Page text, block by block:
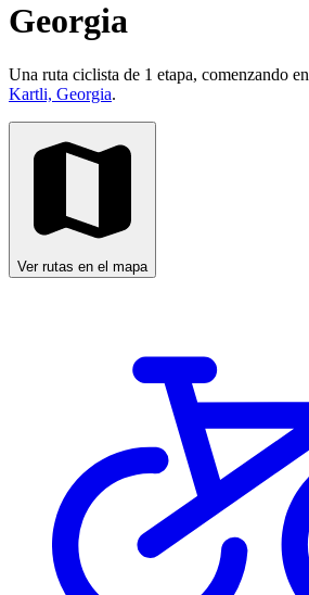
Georgia
Una ruta ciclista de 1 etapa, comenzando en
Kartli, Georgia.
Ver rutas en el mapa